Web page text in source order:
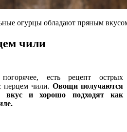
огурцы обладают пряным
чили
есть рецепт острых
перцем чили. Овощи получаются
вкус и хорошо подходят как